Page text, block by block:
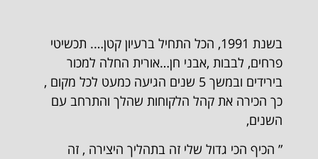
בשנת 1991, הכל התחיל ברעיון קטן…. תכשיטי
פרחים, לבבות ,אבני חן…אורית החלה למכור
בירידים ובמשך 5 שנים הגיעה כמעט לכל מקום ,
כך הכירה את קהל הלקוחות שהלך והתרחב עם
השנים,
” הכיף הכי גדול שלי זה בתהליך היצירה , זה